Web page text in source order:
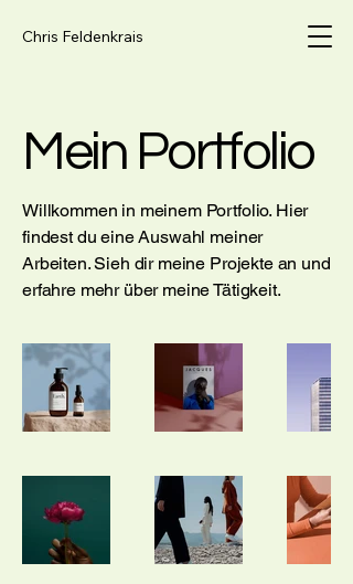
Chris Feldenkrais
Mein Portfolio
Willkommen in meinem Portfolio. Hier
findest du eine Auswahl meiner
Arbeiten. Sieh dir meine Projekte an und
erfahre mehr über meine Tätigkeit.